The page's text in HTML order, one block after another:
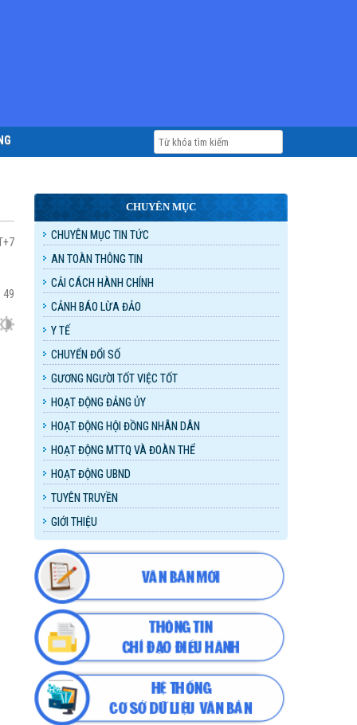
49
CHUYÊN MỤC
CHUYÊN MỤC TIN TỨC
AN TOÀN THÔNG TIN
CẢI CÁCH HÀNH CHÍNH
CẢNH BÁO LỪA ĐẢO
Y TẾ
CHUYỂN ĐỔI SỐ
GƯƠNG NGƯỜI TỐT VIỆC TỐT
HOẠT ĐỘNG ĐẢNG ỦY
HOẠT ĐỘNG HỘI ĐỒNG NHÂN DÂN
HOẠT ĐỘNG MTTQ VÀ ĐOÀN THỂ
HOẠT ĐỘNG UBND
TUYÊN TRUYỀN
GIỚI THIỆU